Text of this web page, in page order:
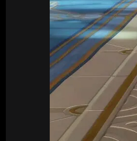
Crimson Desert
Zenless Zone Zero
Kingdom Come: Deliverance 2
Path of Exile 2
Билды Arknights: Endfield
Билды Wuthering Waves
Билды Cyberpunk 2077
Билды Path of Exile 2